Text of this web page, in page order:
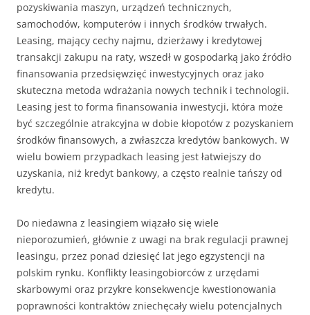
pozyskiwania maszyn, urządzeń technicznych,
samochodów, komputerów i innych środków trwałych.
Leasing, mający cechy najmu, dzierżawy i kredytowej
transakcji zakupu na raty, wszedł w gospodarką jako źródło
finansowania przedsięwzięć inwestycyjnych oraz jako
skuteczna metoda wdrażania nowych technik i technologii.
Leasing jest to forma finansowania inwestycji, która może
być szczególnie atrakcyjna w dobie kłopotów z pozyskaniem
środków finansowych, a zwłaszcza kredytów bankowych. W
wielu bowiem przypadkach leasing jest łatwiejszy do
uzyskania, niż kredyt bankowy, a często realnie tańszy od
kredytu.
Do niedawna z leasingiem wiązało się wiele
nieporozumień, głównie z uwagi na brak regulacji prawnej
leasingu, przez ponad dziesięć lat jego egzystencji na
polskim rynku. Konflikty leasingobiorców z urzędami
skarbowymi oraz przykre konsekwencje kwestionowania
poprawności kontraktów zniechęcały wielu potencjalnych